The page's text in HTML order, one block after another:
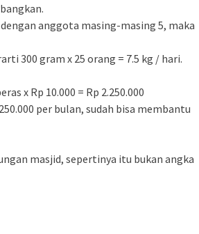
anggota masing-masing 5, maka
300 gram x 25 orang = 7.5 kg / hari.
x Rp 10.000 = Rp 2.250.000
per bulan, sudah bisa membantu
masjid, sepertinya itu bukan angka